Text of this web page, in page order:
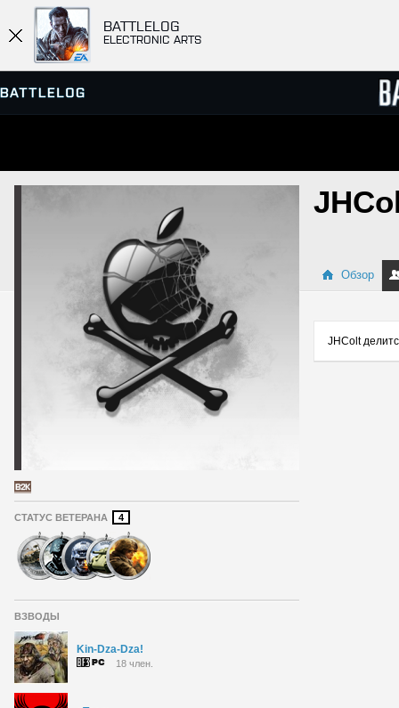
BATTLELOG
ELECTRONIC ARTS
ПРОСМОТР СЕРВЕРОВ
СТАТУС ВЕТЕРАНА 4
ВЗВОДЫ
Kin-Dza-Dza!
18 член.
Обзор
JHColt